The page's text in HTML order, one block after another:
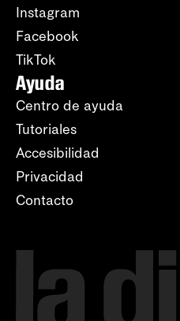
Instagram
Facebook
TikTok
Ayuda
Centro de ayuda
Tutoriales
Accesibilidad
Privacidad
Contacto